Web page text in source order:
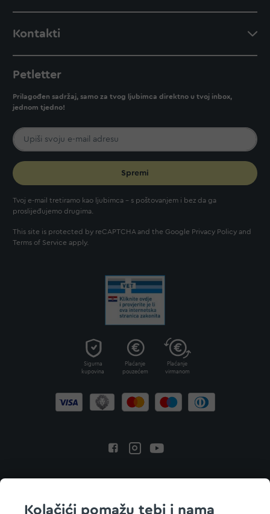
Kolačići pomažu tebi i nama
Kontakti
Petletter
Prilagođen sadržaj, samo za tvog ljubimca direktno u tvoj inbox,
jednom tjedno!
Spremi
Tvoj e-mail tretiramo kao ljubimca - s poštovanjem i bez da ga
proslijeđujemo drugima.
This site is protected by reCAPTCHA and the Google Privacy Policy and
Terms of Service apply.
Sigurna
kupovina
Plaćanje
pouzećem
Plaćanje
virmanom